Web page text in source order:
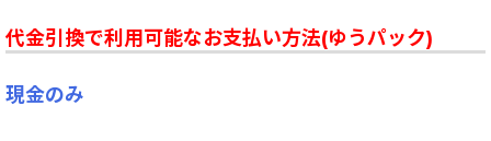
代金引換で利用可能なお支払い方法(ゆうパック)
現金のみ